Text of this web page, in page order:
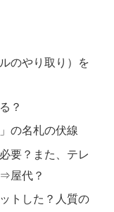
のやり取り）を
？
の名札の伏線
要？また、テレ
屋代？
トした？人質の